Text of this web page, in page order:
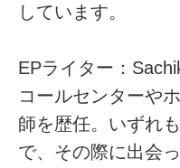
しています。
EPライター：
コールセンターや
師を歴任。いずれ
で、その際に出会